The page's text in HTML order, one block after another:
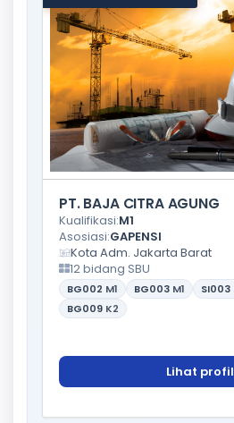
PT. BAJA CITRA AGUNG
Kualifikasi:M1
Asosiasi:GAPENSI
Kota Adm. Jakarta Barat
12 bidang SBU
BG002 M1 BG003 M1 SI003
BG009 K2
Lihat profil